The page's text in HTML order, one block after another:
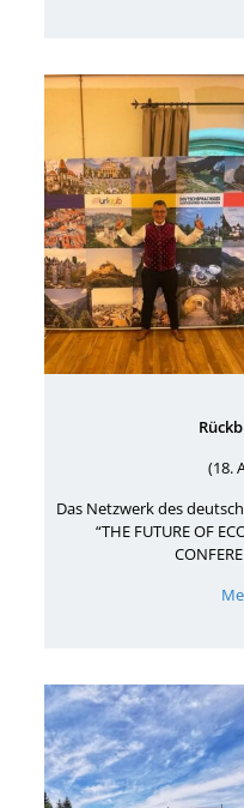
(18.
Das Netzwerk des
“THE FUTURE OF